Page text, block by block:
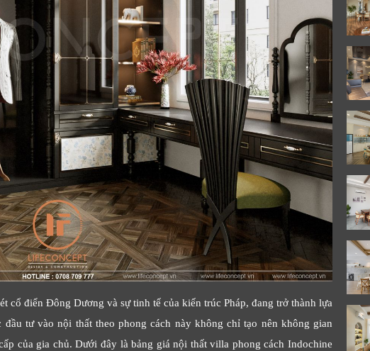
cổ điển Đông Dương và sự tinh tế của kiến trúc Pháp, đang trở thành lựa
tư vào nội thất theo phong cách này không chỉ tạo nên không gian
của gia chủ. Dưới đây là bảng giá nội thất villa phong cách Indochine